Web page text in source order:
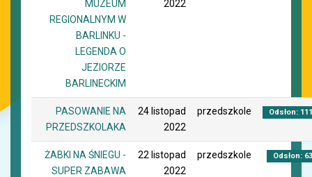
MUZEUM
REGIONALNYM W
BARLINKU -
LEGENDA O
JEZIORZE
BARLINECKIM
2022
PASOWANIE NA
PRZEDSZKOLAKA
24 listopad
2022
przedszkole Odsłon:
ŻABKI NA ŚNIEGU -
SUPER ZABAWA
22 listopad
2022
przedszkole Odsłon: